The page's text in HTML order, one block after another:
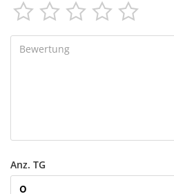
    
Anz. TG